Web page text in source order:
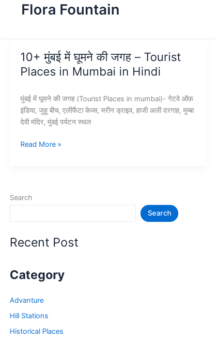
Flora Fountain
10+ मुंबई में घूमने की जगह – Tourist
Places in Mumbai in Hindi
मुंबई में घूमने की जगह (Tourist Places in mumbai)- गेटवे ऑफ़
इंडिया, जुहू बीच, एलीफैंटा केव्स, मरीन ड्राइव, हाजी अली दरगाह, मुम्बा
देवी मंदिर, मुंबई पर्यटन स्थल
10+
जगह
in
in
Read More »
Search
Search
Recent Post
Category
Advanture
Hill Stations
Historical Places